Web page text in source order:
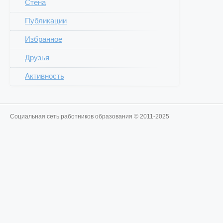
Стена
Публикации
Избранное
Друзья
Активность
Социальная сеть работников образования © 2011-2025